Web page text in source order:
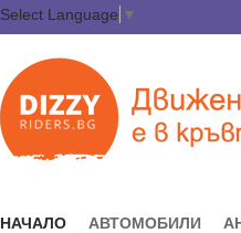
Select Language ▼
НАЧАЛО АВТОМОБИЛИ